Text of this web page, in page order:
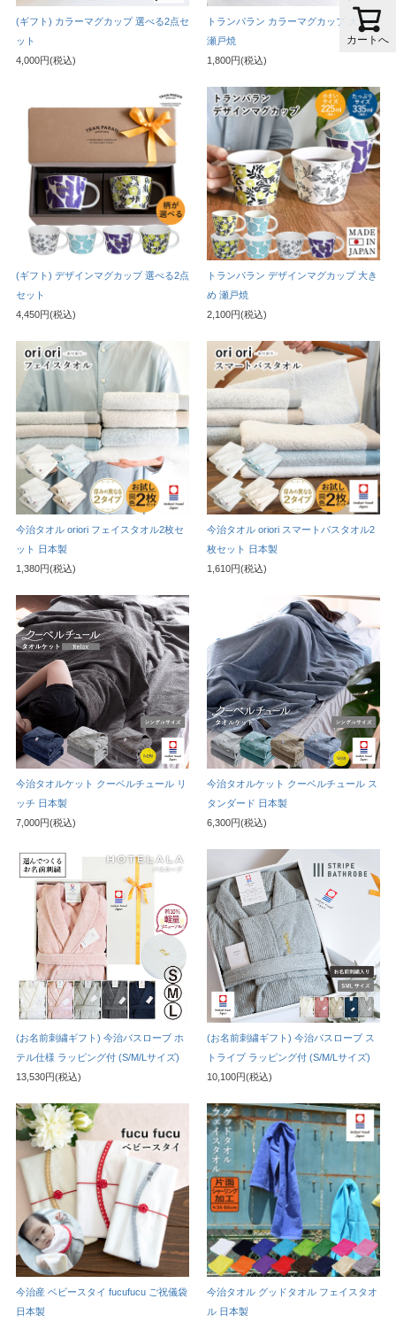
(ギフト) カラーマグカップ 選べる2点セ
ット
4,000円(税込)
トランパラン カラーマグカップ 大きめ
瀬戸焼
1,800円(税込)
(ギフト) デザインマグカップ 選べる2点
セット
4,450円(税込)
トランパラン デザインマグカップ 大き
め 瀬戸焼
2,100円(税込)
今治タオル oriori フェイスタオル2枚セ
ット 日本製
1,380円(税込)
今治タオル oriori スマートバスタオル2
枚セット 日本製
1,610円(税込)
今治タオルケット クーベルチュール リ
ッチ 日本製
7,000円(税込)
今治タオルケット クーベルチュール ス
タンダード 日本製
6,300円(税込)
(お名前刺繍ギフト) 今治バスローブ ホ
テル仕様 ラッピング付 (S/M/Lサイズ)
13,530円(税込)
(お名前刺繍ギフト) 今治バスローブ ス
トライプ ラッピング付 (S/M/Lサイズ)
10,100円(税込)
今治産 ベビースタイ fucufucu ご祝儀袋
日本製
今治タオル グッドタオル フェイスタオ
ル 日本製
カートへ